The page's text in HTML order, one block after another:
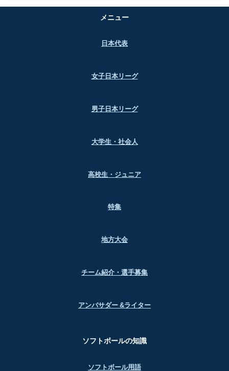
メニュー
日本代表
女子日本リーグ
男子日本リーグ
大学生・社会人
高校生・ジュニア
特集
地方大会
チーム紹介・選手募集
アンバサダー &ライター
ソフトボールの知識
ソフトボール用語